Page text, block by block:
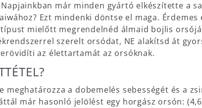
már minden gyártó elkészítette a
Ezt mindenki döntse el maga.
mielőtt megrendelnéd álmaid bojlis
szerelt orsódat, NE alakítsd át
az élettartamát az orsóknak.
meghatározza a dobemelés sebességét és a
már hasonló jelölést egy horgász orsón: